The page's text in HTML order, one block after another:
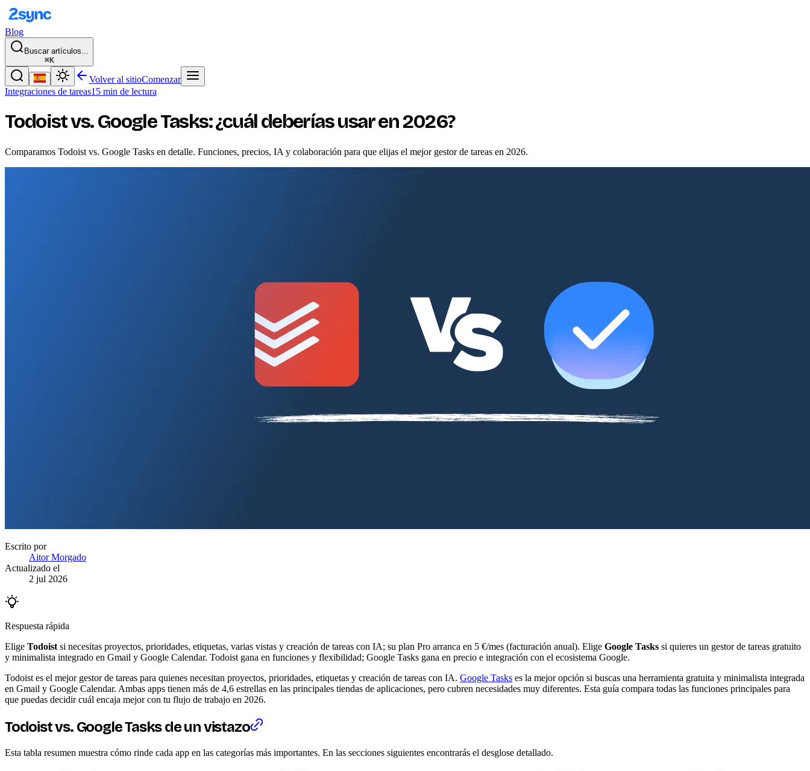
Blog
Buscar artículos...
⌘K
Volver al sitioComenzar
Integraciones de tareas15 min de lectura
Todoist vs. Google Tasks: ¿cuál deberías usar en 2026?
Comparamos Todoist vs. Google Tasks en detalle. Funciones, precios, IA y colaboración para que elijas el mejor gestor de tareas en 2026.
Escrito por
Aitor Morgado
Actualizado el
2 jul 2026
Respuesta rápida
Elige Todoist si necesitas proyectos, prioridades, etiquetas, varias vistas y creación de tareas con IA; su plan Pro arranca en 5 €/mes (facturación anual). Elige Google Tasks si quieres un gestor de tareas gratuito
y minimalista integrado en Gmail y Google Calendar. Todoist gana en funciones y flexibilidad; Google Tasks gana en precio e integración con el ecosistema Google.
Todoist es el mejor gestor de tareas para quienes necesitan proyectos, prioridades, etiquetas y creación de tareas con IA. Google Tasks es la mejor opción si buscas una herramienta gratuita y minimalista integrada
en Gmail y Google Calendar. Ambas apps tienen más de 4,6 estrellas en las principales tiendas de aplicaciones, pero cubren necesidades muy diferentes. Esta guía compara todas las funciones principales para
que puedas decidir cuál encaja mejor con tu flujo de trabajo en 2026.
Todoist vs. Google Tasks de un vistazo
Esta tabla resumen muestra cómo rinde cada app en las categorías más importantes. En las secciones siguientes encontrarás el desglose detallado.